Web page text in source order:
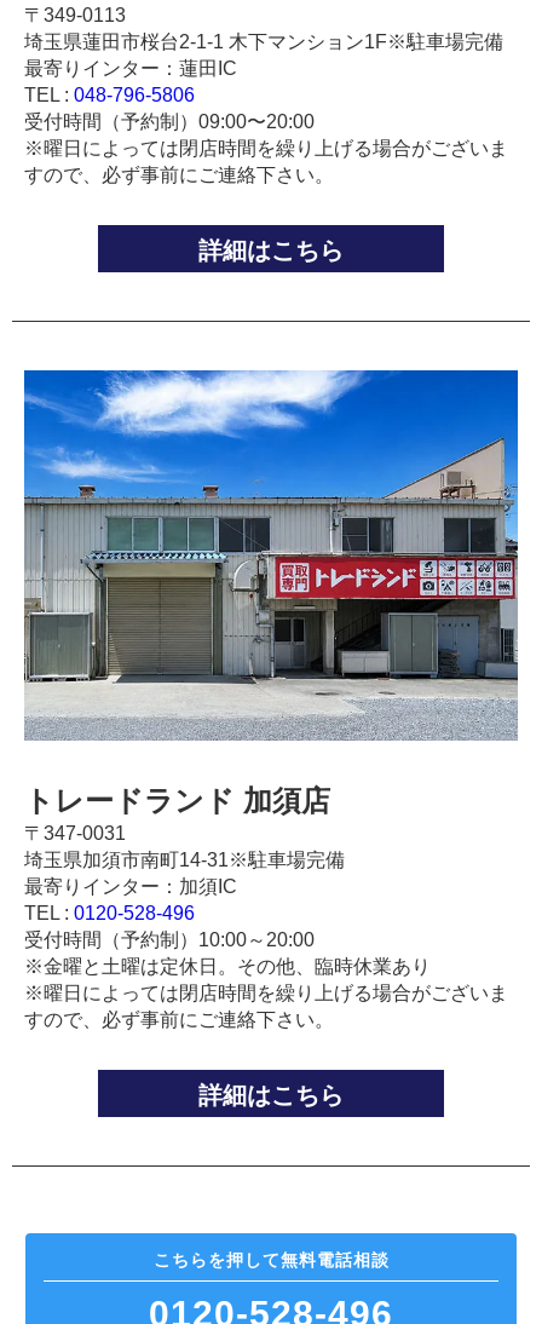
〒349-0113
埼玉県蓮田市桜台2-1-1 木下マンション1F※駐車場完備
最寄りインター：蓮田IC
TEL : 048-796-5806
受付時間（予約制）09:00〜20:00
※曜日によっては閉店時間を繰り上げる場合がございま
すので、必ず事前にご連絡下さい。
詳細はこちら
トレードランド 加須店
〒347-0031
埼玉県加須市南町14-31※駐車場完備
最寄りインター：加須IC
TEL : 0120-528-496
受付時間（予約制）10:00～20:00
※金曜と土曜は定休日。その他、臨時休業あり
※曜日によっては閉店時間を繰り上げる場合がございま
すので、必ず事前にご連絡下さい。
詳細はこちら
こちらを押して無料電話相談
0120-528-496